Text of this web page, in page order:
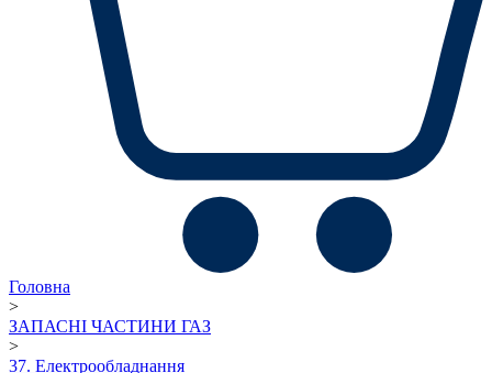
Головна
>
ЗАПАСНІ ЧАСТИНИ ГАЗ
>
37. Електрообладнання